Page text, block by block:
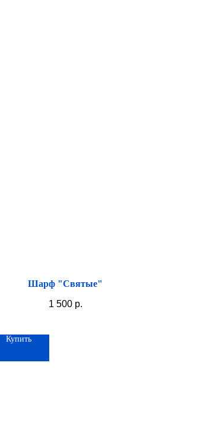
Шарф "Святые"
1 500 р.
Купить